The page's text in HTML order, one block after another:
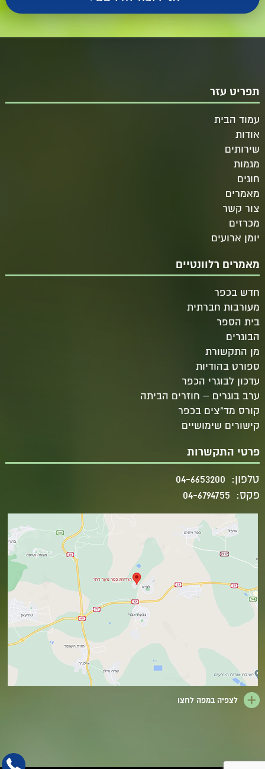
תפריט עזר
עמוד הבית
אודות
שירותים
מגמות
חוגים
מאמרים
צור קשר
מכרזים
יומן ארועים
מאמרים רלוונטיים
חדש בכפר
מעורבות חברתית
בית הספר
הבוגרים
מן התקשורת
ספורט בהודיות
עדכון לבוגרי הכפר
ערב בוגרים – חוזרים הביתה
קורס מד"צים בכפר
קישורים שימושיים
פרטי התקשרות
טלפון: 04-6653200
פקס: 04-6794755
לצפיה במפה לחצו